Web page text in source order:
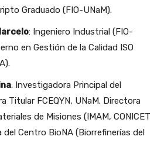
Graduado (FIO-UNaM).
: Ingeniero Industrial (FIO-
en Gestión de la Calidad ISO
: Investigadora Principal del
Titular FCEQYN, UNaM. Directora
de Misiones (IMAM, CONICET
del Centro BioNA (Biorrefinerías del